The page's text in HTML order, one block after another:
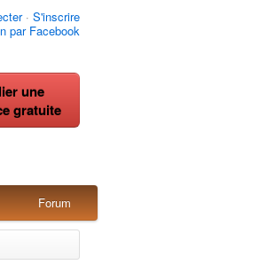
· S'inscrire
par Facebook
une
gratuite
Forum